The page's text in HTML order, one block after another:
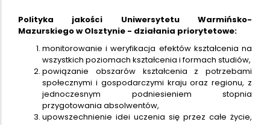
Polityka jakości Uniwersytetu Warmińsko-
Mazurskiego w Olsztynie - działania priorytetowe:
monitorowanie i weryfikacja efektów kształcenia na
wszystkich poziomach kształcenia i formach studiów,
powiązanie obszarów kształcenia z potrzebami
społecznymi i gospodarczymi kraju oraz regionu, z
jednoczesnym podniesieniem stopnia
przygotowania absolwentów,
upowszechnienie idei uczenia się przez całe życie,